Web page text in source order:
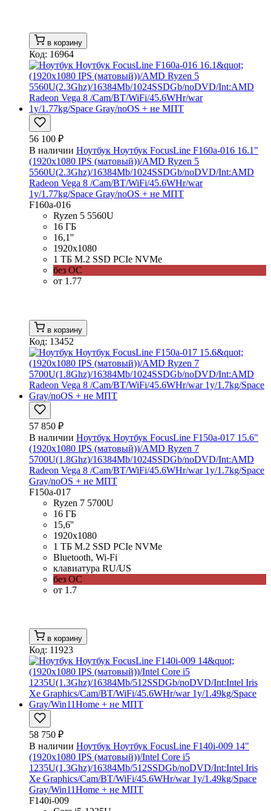
в корзину
Код: 16964
56 100 ₽
В наличии Ноутбук Ноутбук FocusLine F160a-016 16.1"
(1920x1080 IPS (матовый))/AMD Ryzen 5
5560U(2.3Ghz)/16384Mb/1024SSDGb/noDVD/Int:AMD
Radeon Vega 8 /Cam/BT/WiFi/45.6WHr/war
1y/1.77kg/Space Gray/noOS + не МПТ
F160a-016
Ryzen 5 5560U
16 ГБ
16,1''
1920x1080
1 ТБ M.2 SSD PCIe NVMe
без ОС
от 1.77
в корзину
Код: 13452
57 850 ₽
В наличии Ноутбук Ноутбук FocusLine F150a-017 15.6"
(1920x1080 IPS (матовый))/AMD Ryzen 7
5700U(1.8Ghz)/16384Mb/1024SSDGb/noDVD/Int:AMD
Radeon Vega 8 /Cam/BT/WiFi/45.6WHr/war 1y/1.7kg/Space
Gray/noOS + не МПТ
F150a-017
Ryzen 7 5700U
16 ГБ
15,6''
1920x1080
1 ТБ M.2 SSD PCIe NVMe
Bluetooth, Wi-Fi
клавиатура RU/US
без ОС
от 1.7
в корзину
Код: 11923
58 750 ₽
В наличии Ноутбук Ноутбук FocusLine F140i-009 14"
(1920x1080 IPS (матовый))/Intel Core i5
1235U(1.3Ghz)/16384Mb/512SSDGb/noDVD/Int:Intel Iris
Xe Graphics/Cam/BT/WiFi/45.6WHr/war 1y/1.49kg/Space
Gray/Win11Home + не МПТ
F140i-009